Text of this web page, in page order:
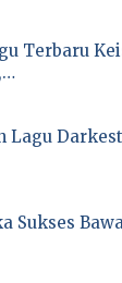
Terbaru
Sukses